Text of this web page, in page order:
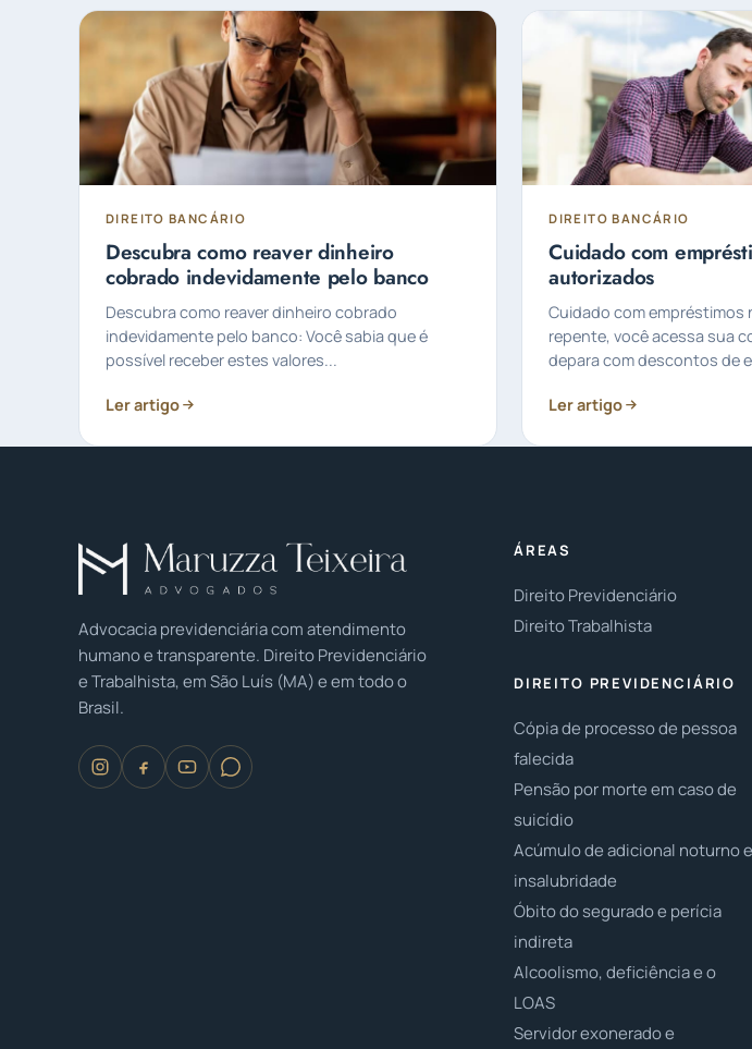
DIREITO BANCÁRIO
Descubra como reaver dinheiro
cobrado indevidamente pelo banco
Descubra como reaver dinheiro cobrado
indevidamente pelo banco: Você sabia que é
possível receber estes valores...
Ler artigo
DIREITO BANCÁRIO
Cuidado com
autorizados
Cuidado com empréstimos
repente, você acessa sua
depara com descontos de
Ler artigo
Advocacia previdenciária com atendimento
humano e transparente. Direito Previdenciário
e Trabalhista, em São Luís (MA) e em todo o
Brasil.
ÁREAS
Direito Previdenciário
Direito Trabalhista
DIREITO PREVIDENCIÁRIO
Cópia de processo de pessoa
falecida
Pensão por morte em caso de
suicídio
Acúmulo de adicional noturno e
insalubridade
Óbito do segurado e perícia
indireta
Alcoolismo, deficiência e o
LOAS
Servidor exonerado e